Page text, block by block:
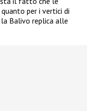
per i vertici di
Balivo replica alle